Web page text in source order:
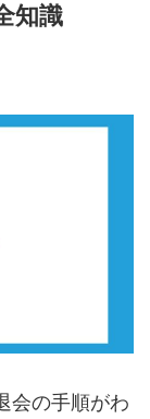
知識
会の手順がわ